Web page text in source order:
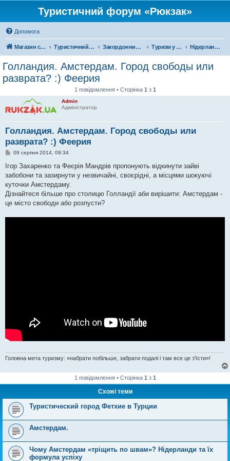
Туристичний форум «Рюкзак»
Допомога
Магазин спорядження Туристичний форум «Рюкзак» Закордонний туризм Туризм у Європі Нідерланди
Голландия. Амстердам. Город свободы или
разврата? :) Феерия
1 повідомлення • Сторінка 1 з 1
Admin
Адміністратор
Голландия. Амстердам. Город свободы или
разврата? :) Феерия
П
в
д
о
л
е
09 серпня 2014, 09:34
Ігор Захаренко та Феєрія Мандрів пропонують відкинути зайві
забобони та зазирнути у незвичайні, своєрідні, а місцями шокуючі
куточки Амстердаму.
Дізнайтеся більше про столицю Голландії аби вирішити: Амстердам -
це місто свободи або розпусти?
Головна мета туризму: «набрати побільше, забрати подалі і там все це з'їсти»!
1 повідомлення • Сторінка 1 з 1
Схожі теми
Туристический город Фетхие в Турции
Амстердам.
Чому Амстердам «тріщить по швам»? Нідерланди та їх
формула успіху